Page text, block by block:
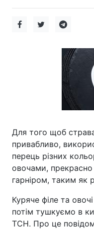
Для того щоб
привабливо,
перець різних
овочами,
гарніром, таким як
Куряче філе та
потім тушкуємо в
ТСН. Про це